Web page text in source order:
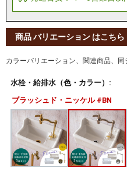
商品 バリエーション はこちら
カラーバリエーション、関連商品、同
水栓・給排水（色・カラー）:
ブラッシュド・ニッケル #BN